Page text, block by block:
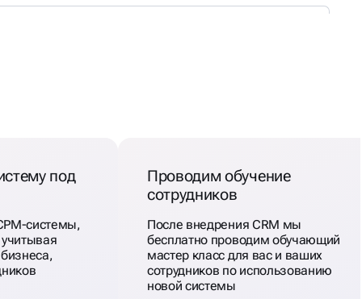
под
системы,
Проводим обучение
сотрудников
После внедрения CRM мы
бесплатно проводим обучающий
мастер класс для вас и ваших
сотрудников по использованию
новой системы